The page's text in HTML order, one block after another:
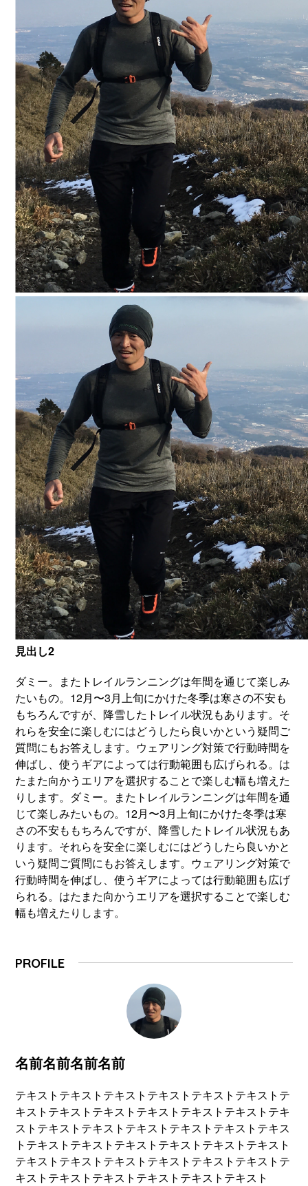
見出し2
ダミー。またトレイルランニングは年間を通じて楽しみ
たいもの。12月〜3月上旬にかけた冬季は寒さの不安も
もちろんですが、降雪したトレイル状況もあります。そ
れらを安全に楽しむにはどうしたら良いかという疑問ご
質問にもお答えします。ウェアリング対策で行動時間を
伸ばし、使うギアによっては行動範囲も広げられる。は
たまた向かうエリアを選択することで楽しむ幅も増えた
りします。ダミー。またトレイルランニングは年間を通
じて楽しみたいもの。12月〜3月上旬にかけた冬季は寒
さの不安ももちろんですが、降雪したトレイル状況もあ
ります。それらを安全に楽しむにはどうしたら良いかと
いう疑問ご質問にもお答えします。ウェアリング対策で
行動時間を伸ばし、使うギアによっては行動範囲も広げ
られる。はたまた向かうエリアを選択することで楽しむ
幅も増えたりします。
PROFILE
名前名前名前名前
テキストテキストテキストテキストテキストテキストテ
キストテキストテキストテキストテキストテキストテキ
ストテキストテキストテキストテキストテキストテキス
トテキストテキストテキストテキストテキストテキスト
テキストテキストテキストテキストテキストテキストテ
キストテキストテキストテキストテキストテキスト